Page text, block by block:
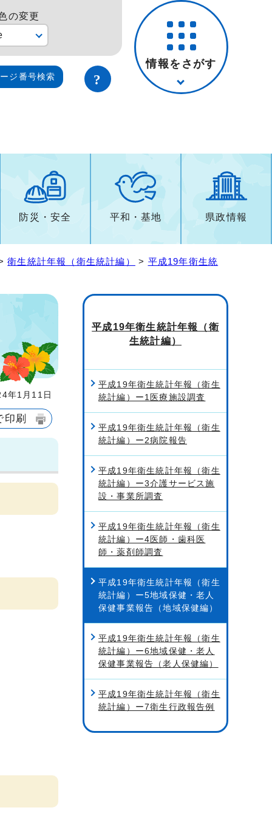
の変更
ジ番号検索
情報をさがす
防災・安全 平和・基地 県政情報
衛生統計年報（衛生統計編） > 平成19年衛生統
年1月11日
印刷
平成19年衛生統計年報（衛
生統計編）
平成19年衛生統計年報（衛生
統計編）ー1医療施設調査
平成19年衛生統計年報（衛生
統計編）ー2病院報告
平成19年衛生統計年報（衛生
統計編）ー3介護サービス施
設・事業所調査
平成19年衛生統計年報（衛生
統計編）ー4医師・歯科医
師・薬剤師調査
平成19年衛生統計年報（衛生
統計編）ー5地域保健・老人
保健事業報告（地域保健編）
平成19年衛生統計年報（衛生
統計編）ー6地域保健・老人
保健事業報告（老人保健編）
平成19年衛生統計年報（衛生
統計編）ー7衛生行政報告例